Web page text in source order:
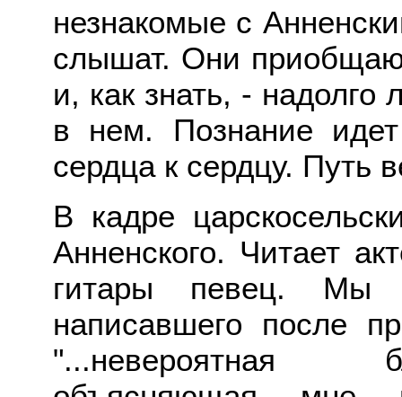
незнакомые с
слышат. Они
и, как знать, - надолго
в нем. Познание
сердца к сердцу. Путь
В кадре
Анненского. Читает
гитары певец. Мы
написавшего после
"...невероятная